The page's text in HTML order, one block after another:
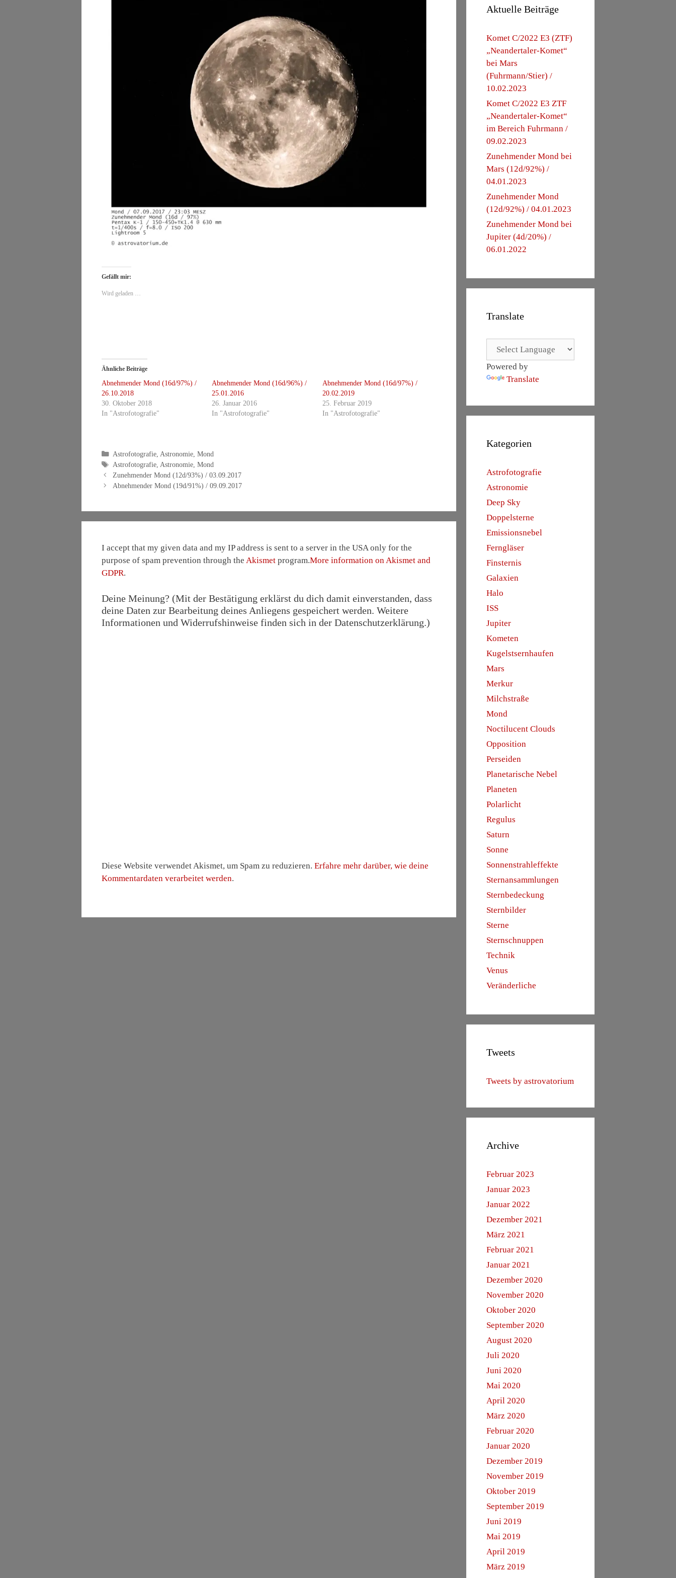
Gefällt mir:
Wird geladen …
Ähnliche Beiträge
Abnehmender Mond (16d/97%) /
26.10.2018
30. Oktober 2018
In "Astrofotografie"
Abnehmender Mond (16d/96%) /
25.01.2016
26. Januar 2016
In "Astrofotografie"
Abnehmender Mond (16d/97%) /
20.02.2019
25. Februar 2019
In "Astrofotografie"
Kategorien
Astrofotografie, Astronomie, Mond
Schlagwörter
Astrofotografie, Astronomie, Mond
Zunehmender Mond (12d/93%) / 03.09.2017
Abnehmender Mond (19d/91%) / 09.09.2017
I accept that my given data and my IP address is sent to a server in the USA only for the
purpose of spam prevention through the Akismet program.More information on Akismet and
GDPR.
Deine Meinung? (Mit der Bestätigung erklärst du dich damit einverstanden, dass
deine Daten zur Bearbeitung deines Anliegens gespeichert werden. Weitere
Informationen und Widerrufshinweise finden sich in der Datenschutzerklärung.)
Diese Website verwendet Akismet, um Spam zu reduzieren. Erfahre mehr darüber, wie deine
Kommentardaten verarbeitet werden.
Aktuelle Beiträge
Komet C/2022 E3 (ZTF)
„Neandertaler-Komet“
bei Mars
(Fuhrmann/Stier) /
10.02.2023
Komet C/2022 E3 ZTF
„Neandertaler-Komet“
im Bereich Fuhrmann /
09.02.2023
Zunehmender Mond bei
Mars (12d/92%) /
04.01.2023
Zunehmender Mond
(12d/92%) / 04.01.2023
Zunehmender Mond bei
Jupiter (4d/20%) /
06.01.2022
Translate
Powered by
Translate
Kategorien
Astrofotografie
Astronomie
Deep Sky
Doppelsterne
Emissionsnebel
Ferngläser
Finsternis
Galaxien
Halo
ISS
Jupiter
Kometen
Kugelstsernhaufen
Mars
Merkur
Milchstraße
Mond
Noctilucent Clouds
Opposition
Perseiden
Planetarische Nebel
Planeten
Polarlicht
Regulus
Saturn
Sonne
Sonnenstrahleffekte
Sternansammlungen
Sternbedeckung
Sternbilder
Sterne
Sternschnuppen
Technik
Venus
Veränderliche
Tweets
Tweets by astrovatorium
Archive
Februar 2023
Januar 2023
Januar 2022
Dezember 2021
März 2021
Februar 2021
Januar 2021
Dezember 2020
November 2020
Oktober 2020
September 2020
August 2020
Juli 2020
Juni 2020
Mai 2020
April 2020
März 2020
Februar 2020
Januar 2020
Dezember 2019
November 2019
Oktober 2019
September 2019
Juni 2019
Mai 2019
April 2019
März 2019